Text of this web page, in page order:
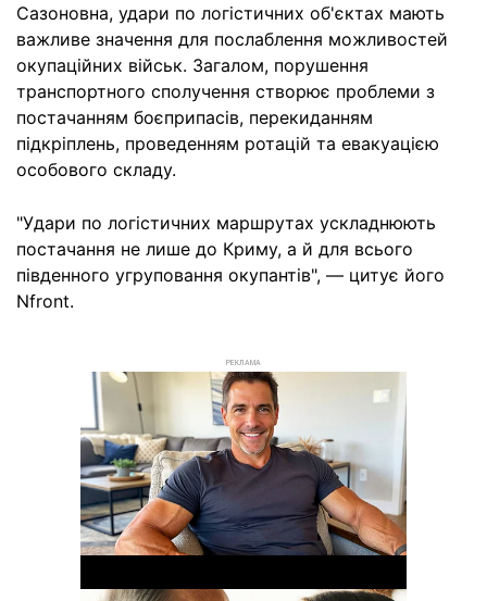
Сазоновна, удари по логістичних об'єктах мають
важливе значення для послаблення можливостей
окупаційних військ. Загалом, порушення
транспортного сполучення створює проблеми з
постачанням боєприпасів, перекиданням
підкріплень, проведенням ротацій та евакуацією
особового складу.
"Удари по логістичних маршрутах ускладнюють
постачання не лише до Криму, а й для всього
південного угруповання окупантів", — цитує його
Nfront.
РЕКЛАМА